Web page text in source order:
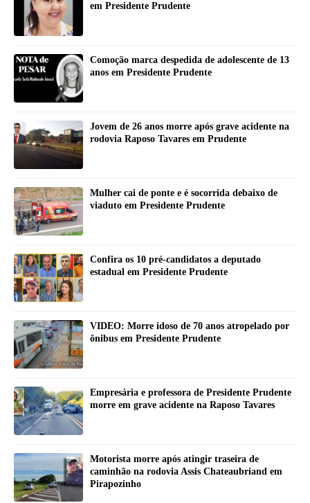
em Presidente Prudente
Comoção marca despedida de adolescente de 13
anos em Presidente Prudente
Jovem de 26 anos morre após grave acidente na
rodovia Raposo Tavares em Prudente
Mulher cai de ponte e é socorrida debaixo de
viaduto em Presidente Prudente
Confira os 10 pré-candidatos a deputado
estadual em Presidente Prudente
VIDEO: Morre idoso de 70 anos atropelado por
ônibus em Presidente Prudente
Empresária e professora de Presidente Prudente
morre em grave acidente na Raposo Tavares
Motorista morre após atingir traseira de
caminhão na rodovia Assis Chateaubriand em
Pirapozinho